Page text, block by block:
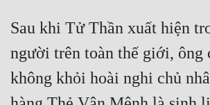
Truyện Nữ
Vô Địch Lưu
Xây Dựng Thế Lực
Sau khi Tử Thần xuất hiện
người trên toàn thế giới, ông
không khỏi hoài nghi chủ